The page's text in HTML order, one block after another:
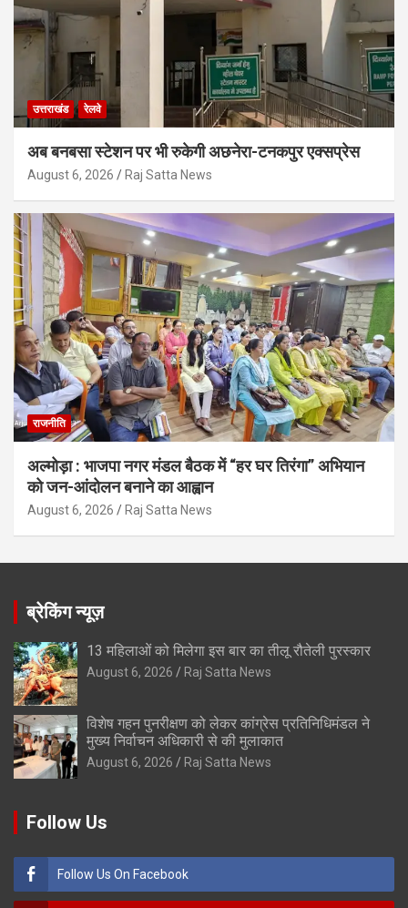
उत्तराखंड रेलवे
अब बनबसा स्टेशन पर भी रुकेगी अछनेरा-टनकपुर एक्सप्रेस
August 6, 2026 Raj Satta News
राजनीति
अल्मोड़ा : भाजपा नगर मंडल बैठक में “हर घर तिरंगा” अभियान
को जन-आंदोलन बनाने का आह्वान
August 6, 2026 Raj Satta News
ब्रेकिंग न्यूज़
13 महिलाओं को मिलेगा इस बार का तीलू रौतेली पुरस्कार
August 6, 2026 Raj Satta News
विशेष गहन पुनरीक्षण को लेकर कांग्रेस प्रतिनिधिमंडल ने
मुख्य निर्वाचन अधिकारी से की मुलाकात
August 6, 2026 Raj Satta News
Follow Us
Follow Us On Facebook